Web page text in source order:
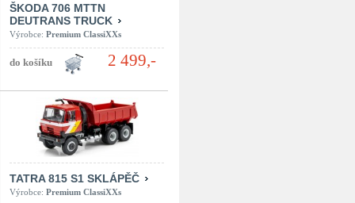
ŠKODA 706 MTTN
DEUTRANS TRUCK
Výrobce: Premium ClassiXXs
2 499,-
TATRA 815 S1 SKLÁPĚČ
Výrobce: Premium ClassiXXs